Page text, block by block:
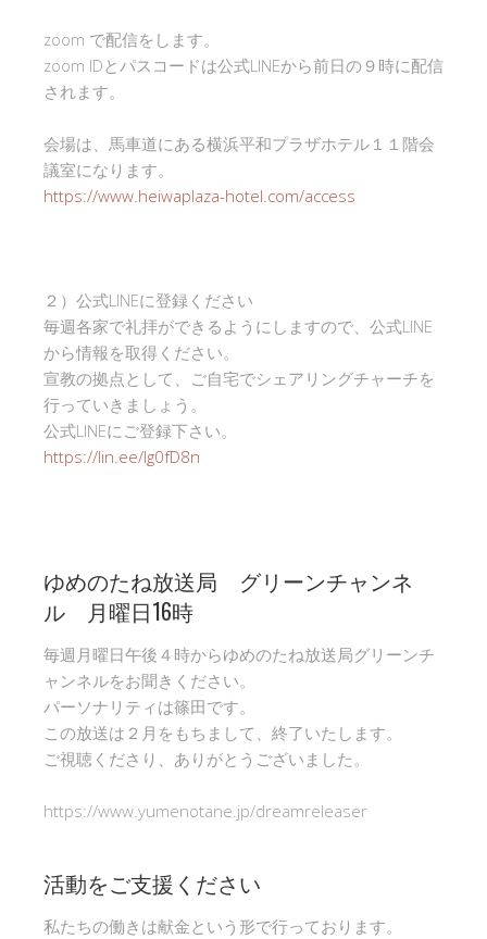
zoom で配信をします。
zoom IDとパスコードは公式LINEから前日の９時に配信
されます。
会場は、馬車道にある横浜平和プラザホテル１１階会
議室になります。
https://www.heiwaplaza-hotel.com/access
２）公式LINEに登録ください
毎週各家で礼拝ができるようにしますので、公式LINE
から情報を取得ください。
宣教の拠点として、ご自宅でシェアリングチャーチを
行っていきましょう。
公式LINEにご登録下さい。
https://lin.ee/Ig0fD8n
ゆめのたね放送局 グリーンチャンネ
ル 月曜日16時
毎週月曜日午後４時からゆめのたね放送局グリーンチ
ャンネルをお聞きください。
パーソナリティは篠田です。
この放送は２月をもちまして、終了いたします。
ご視聴くださり、ありがとうございました。
https://www.yumenotane.jp/dreamreleaser
活動をご支援ください
私たちの働きは献金という形で行っております。